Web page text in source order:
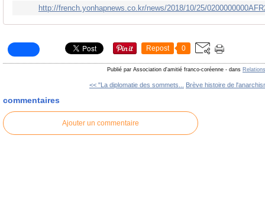
http://french.yonhapnews.co.kr/news/2018/10/25/
Repost 0
Publié par Association d'amitié franco-coréenne - dans
<< "La diplomatie des sommets... Brève histoire de
commentaires
Ajouter un commentaire